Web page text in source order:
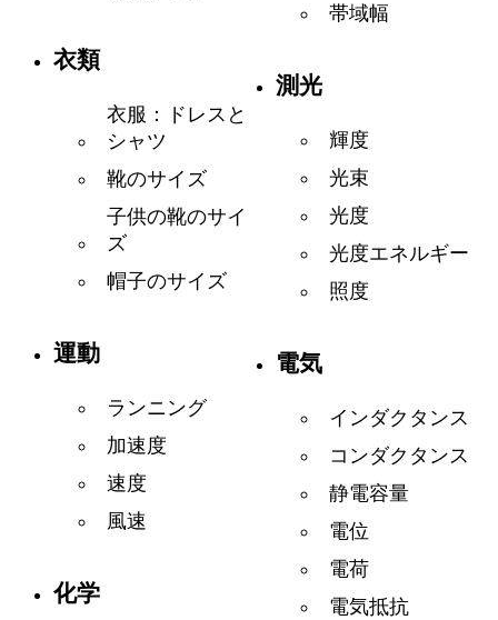
衣類
衣服：ドレスと
シャツ
靴のサイズ
子供の靴のサイ
ズ
帽子のサイズ
運動
ランニング
加速度
速度
風速
化学
帯域幅
測光
輝度
光束
光度
光度エネルギー
照度
電気
インダクタンス
コンダクタンス
静電容量
電位
電荷
電気抵抗